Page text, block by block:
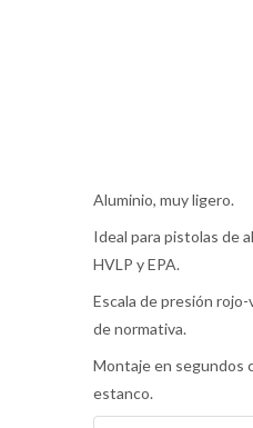
Aluminio, muy ligero.
Ideal para pistolas de
HVLP y EPA.
Escala de presión
de normativa.
Montaje en segundos
estanco.